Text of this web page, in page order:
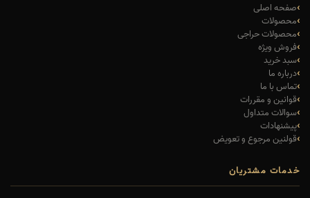
صفحه اصلی
محصولات
محصولات حراجی
فروش ویژه
سبد خرید
درباره ما
تماس با ما
قوانین و مقررات
سوالات متداول
پیشنهادات
قولنین مرجوع و تعویض
خدمات مشتریان